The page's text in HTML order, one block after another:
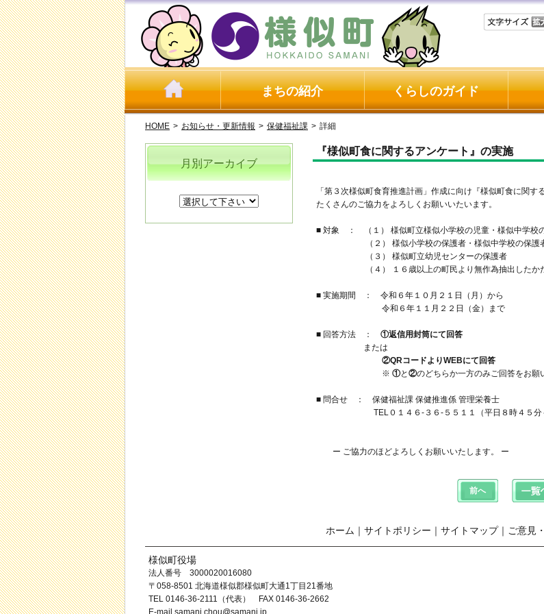
まちの紹介 くらしのガイド
HOME > お知らせ・更新情報 > 保健福祉課 > 詳細
『様似町食に関するアンケート』の実施
「第３次様似町食育推進計画」作成に向け『様似町食に関す
たくさんのご協力をよろしくお願いいたいます。
■ 対象 ： （１） 様似町立様似小学校の児童・様似中学校
（２） 様似小学校の保護者・様似中学校の保護
（３） 様似町立幼児センターの保護者
（４） １６歳以上の町民より無作為抽出したか
■ 実施期間 ： 令和６年１０月２１日（月）から
令和６年１１月２２日（金）まで
■ 回答方法 ： ①返信用封筒にて回答
または
②QRコードよりWEBにて回答
※ ①と ②のどちらか一方のみご回答をお願
■ 問合せ ： 保健福祉課 保健推進係 管理栄養士
TEL０１４６-３６-５５１１（平日８時４５分～
ー ご協力のほどよろしくお願いいたします。 ー
月別アーカイブ
ホーム ｜ サイトポリシー ｜ サイトマップ｜ ご意見
様似町役場
法人番号 3000020016080
〒058-8501 北海道様似郡様似町大通1丁目21番地
TEL 0146-36-2111（代表） FAX 0146-36-2662
E-mail samani.chou@samani.jp